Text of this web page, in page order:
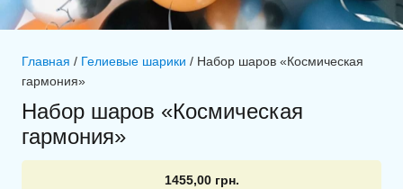
Главная / Гелиевые шарики / Набор шаров «Космическая
гармония»
Набор шаров «Космическая
гармония»
1455,00 грн.